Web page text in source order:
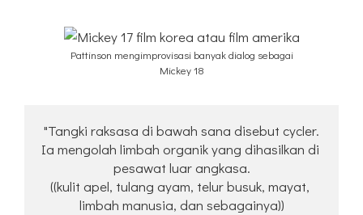
Pattinson mengimprovisasi banyak dialog sebagai
Mickey 18
"Tangki raksasa di bawah sana disebut cycler.
Ia mengolah limbah organik yang dihasilkan di
pesawat luar angkasa.
((kulit apel, tulang ayam, telur busuk, mayat,
limbah manusia, dan sebagainya))